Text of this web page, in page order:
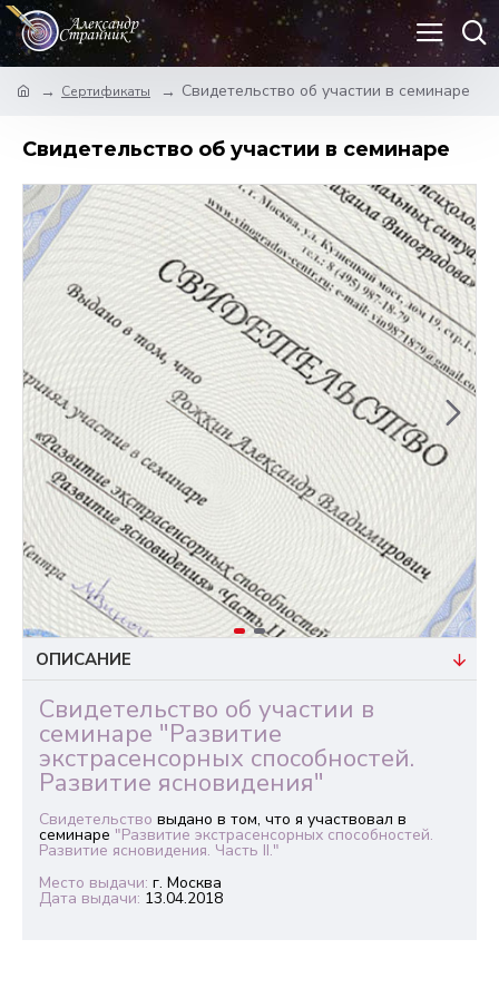
Сертификаты Свидетельство об участии в семинаре
Свидетельство об участии в семинаре
ОПИСАНИЕ
Свидетельство об участии в
семинаре "Развитие
экстрасенсорных способностей.
Развитие ясновидения"
Свидетельство выдано в том, что я участвовал в
семинаре "Развитие экстрасенсорных способностей.
Развитие ясновидения. Часть II."
Место выдачи: г. Москва
Дата выдачи: 13.04.2018